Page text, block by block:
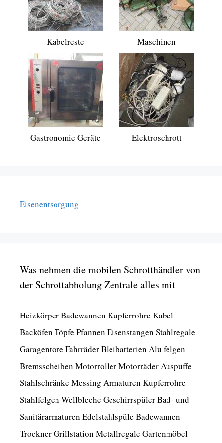
Kabelreste Maschinen
Gastronomie Geräte Elektroschrott
Eisenentsorgung
Was nehmen die mobilen Schrotthändler von
der Schrottabholung Zentrale alles mit
Heizkörper Badewannen Kupferrohre Kabel
Backöfen Töpfe Pfannen Eisenstangen Stahlregale
Garagentore Fahrräder Bleibatterien Alu felgen
Bremsscheiben Motorroller Motorräder Auspuffe
Stahlschränke Messing Armaturen Kupferrohre
Stahlfelgen Wellbleche Geschirrspüler Bad- und
Sanitärarmaturen Edelstahlspüle Badewannen
Trockner Grillstation Metallregale Gartenmöbel